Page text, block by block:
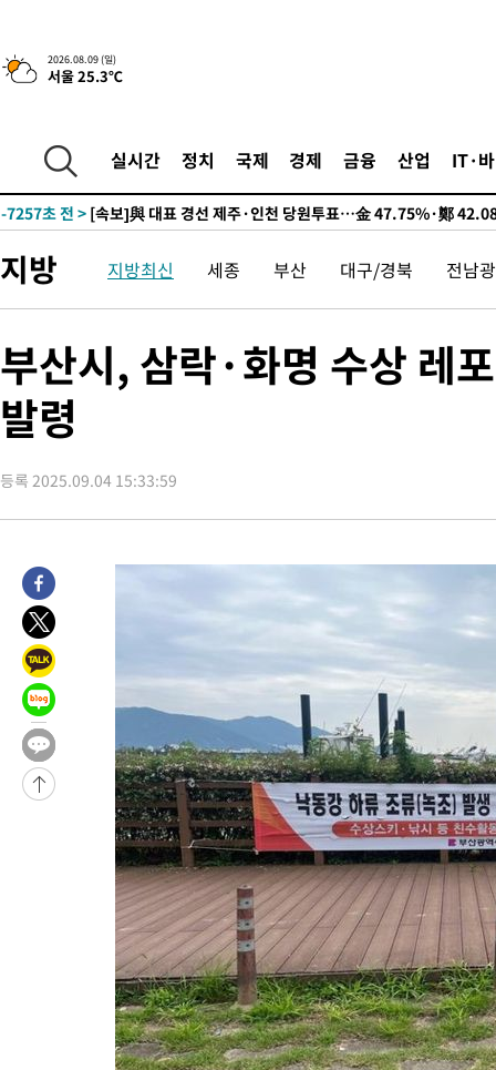
2026.08.09 (일)
서울 25.3℃
실시간 정치 국제 경제 금융 산업 IT·
12시간 전 > [속보]뉴욕증시 상승 마감…S&P 0.6% 나스닥 1.3%↑
-8022초 전 >
[속보]與최고위원 제주·인천 순회경선…박선원·최민희·서미
민수·김용 순
-7975초 전 >
래 44.56%
-7257초 전 > [속보]與 대표 경선 제주·인천 당원투표…金 47.75%·鄭
-6726초 전 >
[속보]與 당대표 경선, 제주·인천 권리당원 투표 김민석 승리
-500초 전 >낮 최고 35도 '무더위'…동해안 시간당 30㎜ '강한 비'[내일날씨]
코 이적"
7분 전 >수도권 40도 육박 '펄펄'…동해안 일부 지역엔 호의주의보
24분 전 >온열질환 사망자 3명 늘어…누적 환자 3000명 돌파
2시간 전 >강릉에 시간당 81.4㎜ 물폭탄…도로 잠기고 담벼락 붕괴
3시간 전 >선재도서 해루질 나섰다 실종 60대, 닷새 만에 숨진 채 발견
4시간 전 >남자 농구, 나고야 아시안게임서 '홈팀' 일본과 한일전
5시간 전 >
날씨]
6시간 전 >
축구협회 "압수수색·성접대 논란 사과…쇄신의 기회로 삼겠다"
6시간 전 >
[속보]'압수수색·성접대 논란' 축구협회 "실망과 걱정 안겨드려
10시간 전 >
'최고 37도' 폭염 지속…강원동해안 최대 150㎜ 비
12시간 전 >
[속보]뉴욕증시 상승 마감…S&P 0.6% 나스닥 1.3%↑
-16975초 전 >
이란 "호르무즈 재개방 합의 근접…美 배상 선행돼야"
-8022초 전 >
[속보]與최고위원 제주·인천 순회경선…박선원·최민희·서미
민수·김용 순
-7975초 전 >
[속보]김민석, 與 전대 당원투표 누적 득표율 45.42%로 1위…
[속보]與 대표 경선 제주·인천 당원투표…金 47.75%·鄭
이강인 "아틀레티코 이적 기뻐…등번호 7번 의미보단 팀 위해
[속보]與 당대표 경선, 제주·인천 권리당원 투표 김민석 승리
낮 최고 35도 '무더위'…동해안 시간당 30㎜ '강한 비'[내일날씨]
[속보]이강인 "감독님이 원하는 마음 느꼈고, 많은 트로피 원해 아틀
수도권 40도 육박 '펄펄'…동해안 일부 지역엔 호의주의보
온열질환 사망자 3명 늘어…누적 환자 3000명 돌파
강릉에 시간당 81.4㎜ 물폭탄…도로 잠기고 담벼락 붕괴
지방 지방최신 세종 부산 대구/경북 전남
부산시, 삼락·화명 수상 레
발령
등록 2025.09.04 15:33:59